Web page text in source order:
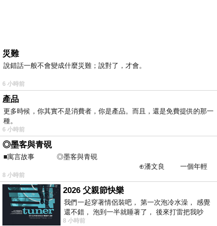
災難
說錯話一般不會變成什麼災難；說對了，才會。
6 小時前
產品
更多時候，你其實不是消費者，你是產品。而且，還是免費提供的那一
種。
6 小時前
◎墨客與青硯
■寓言故事 ◎墨客與青硯
⊕潘文良 一個年輕
的墨客，在京城的古玩肆裡
8 小時前
2026 父親節快樂
我們一起穿著情侶裝吧， 第一次泡冷水澡， 感覺
還不錯， 泡到一半就睡著了， 後來打雷把我吵
醒， 手
8 小時前